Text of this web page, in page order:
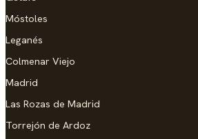
Móstoles
Leganés
Colmenar Viejo
Madrid
Las Rozas de Madrid
Torrejón de Ardoz